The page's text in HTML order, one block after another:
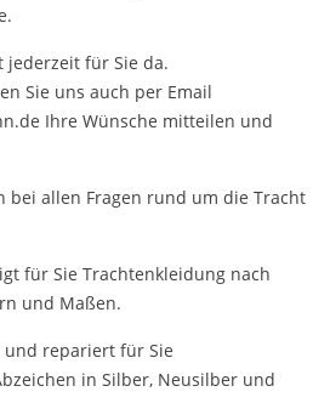
jederzeit für Sie da.
Sie uns auch per Email
Ihre Wünsche mitteilen und
bei allen Fragen rund um die Tracht
für Sie Trachtenkleidung nach
und Maßen.
repariert für Sie
in Silber, Neusilber und